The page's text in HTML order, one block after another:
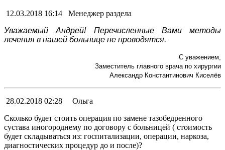
12.03.2018 16:14
Менеджер раздела
Уважаемый Андрей! Перечисленные Вами методы
лечения в нашей больнице не проводятся.
С уважением,
Заместитель главного врача по хирургии
Александр Константинович Киселёв
28.02.2018 02:28
Ольга
Сколько будет стоить операция по замене тазобедренного
сустава иногороднему по договору с больницей ( стоимость
будет складываться из: госпитализации, операции, наркоза,
диагностических процедур до и после)?